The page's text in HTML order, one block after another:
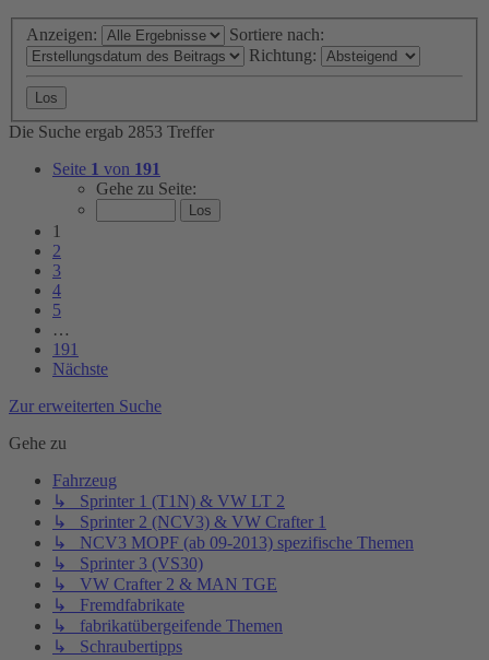
Anzeigen:
Sortiere nach:
Richtung:
Die Suche ergab 2853 Treffer
Seite 1 von 191
Gehe zu Seite:
1
2
3
4
5
…
191
Nächste
Zur erweiterten Suche
Gehe zu
Fahrzeug
↳ Sprinter 1 (T1N) & VW LT 2
↳ Sprinter 2 (NCV3) & VW Crafter 1
↳ NCV3 MOPF (ab 09-2013) spezifische Themen
↳ Sprinter 3 (VS30)
↳ VW Crafter 2 & MAN TGE
↳ Fremdfabrikate
↳ fabrikatübergeifende Themen
↳ Schraubertipps